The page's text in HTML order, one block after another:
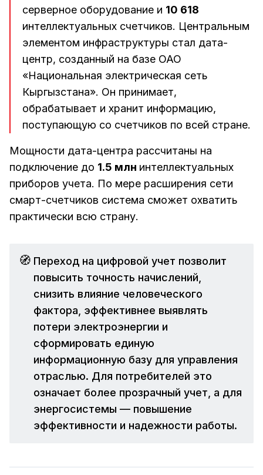
серверное оборудование и 10 618
интеллектуальных счетчиков. Центральным
элементом инфраструктуры стал дата-
центр, созданный на базе ОАО
«Национальная электрическая сеть
Кыргызстана». Он принимает,
обрабатывает и хранит информацию,
поступающую со счетчиков по всей стране.
Мощности дата-центра рассчитаны на
подключение до 1.5 млн интеллектуальных
приборов учета. По мере расширения сети
смарт-счетчиков система сможет охватить
практически всю страну.
🧭 Переход на цифровой учет позволит
повысить точность начислений,
снизить влияние человеческого
фактора, эффективнее выявлять
потери электроэнергии и
сформировать единую
информационную базу для управления
отраслью. Для потребителей это
означает более прозрачный учет, а для
энергосистемы — повышение
эффективности и надежности работы.